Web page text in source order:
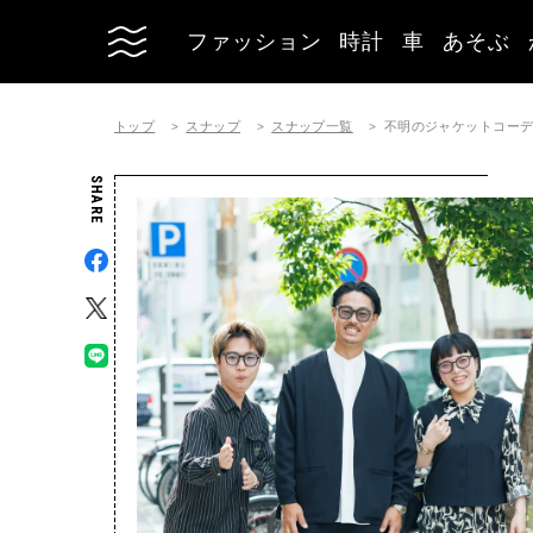
ファッション 時計 車 あそぶ
トップ スナップ スナップ一覧 不明のジャケットコー
SHARE